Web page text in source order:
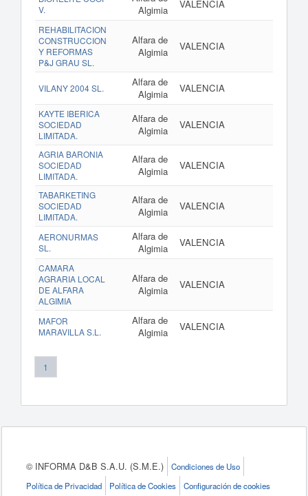
V.
Algimia
VALENCIA
REHABILITACION
CONSTRUCCION
Y REFORMAS
P&J GRAU SL.
Alfara de
Algimia
VALENCIA
VILANY 2004 SL.
Alfara de
Algimia
VALENCIA
KAYTE IBERICA
SOCIEDAD
LIMITADA.
Alfara de
Algimia
VALENCIA
AGRIA BARONIA
SOCIEDAD
LIMITADA.
Alfara de
Algimia
VALENCIA
TABARKETING
SOCIEDAD
LIMITADA.
Alfara de
Algimia
VALENCIA
AERONURMAS
SL.
Alfara de
Algimia
VALENCIA
CAMARA
AGRARIA LOCAL
DE ALFARA
ALGIMIA
Alfara de
Algimia
VALENCIA
MAFOR
MARAVILLA S.L.
Alfara de
Algimia
VALENCIA
1
© INFORMA D&B S.A.U. (S.M.E.)
Condiciones de Uso
Política de Privacidad
Política de Cookies Configuración de cookies